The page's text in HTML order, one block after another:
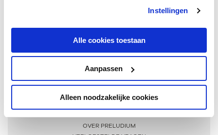
Instellingen
Alle cookies toestaan
Aanpassen
Alleen noodzakelijke cookies
Meer informatie
OVER PRELUDIUM